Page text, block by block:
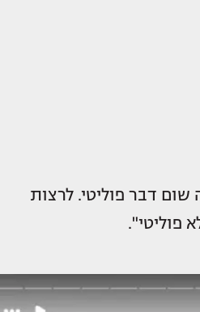
דבר פוליטי. לרצות
פוליטי".